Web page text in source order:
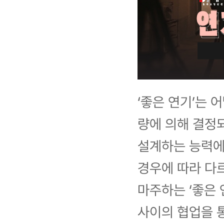
‘좋은 연기’는
량에 의해 결정
설계하는 능력
경우에 따라 다
마주하는 ‘좋은
사이의 협업을